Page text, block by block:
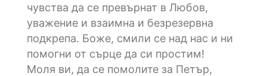
чувства да се превърнат в Любов,
уважение и взаимна и безрезервна
подкрепа. Боже, смили се над нас и ни
помогни от сърце да си простим!
Моля ви, да се помолите за Петър,